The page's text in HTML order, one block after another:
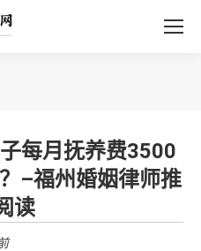
每月抚养费3500
–福州婚姻律师推
读